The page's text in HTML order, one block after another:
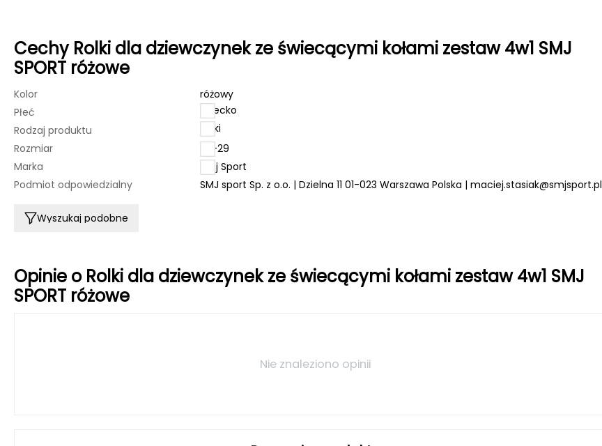
Cechy Rolki dla dziewczynek ze świecącymi kołami zestaw 4w1 SMJ
SPORT różowe
Kolor
różowy
Płeć
dziecko
Rodzaj produktu
Rolki
Rozmiar
26-29
Marka
Smj Sport
Podmiot odpowiedzialny
SMJ sport Sp. z o.o. | Dzielna 11 01-023 Warszawa Polska |maciej.stasiak@smjsport.pl
Wyszukaj podobne
Opinie o Rolki dla dziewczynek ze świecącymi kołami zestaw 4w1 SMJ
SPORT różowe
Nie znaleziono opinii